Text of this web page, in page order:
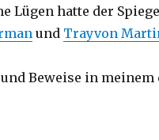
Lügen hatte der
und Trayvon
Beweise in